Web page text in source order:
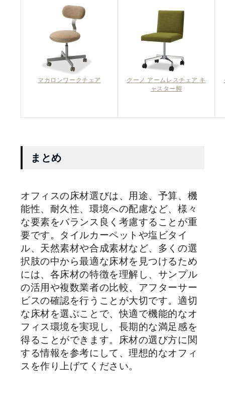
マカロンワークチェア
クーノ アームレスチェア キ
ャスター脚
まとめ
オフィスの床材選びは、用途、予算、機
能性、耐久性、環境への配慮など、様々
な要素をバランス良く考慮することが重
要です。タイルカーペットや塩ビタイ
ル、天然素材や合成素材など、多くの選
択肢の中から最適な床材を見つけるため
には、各床材の特徴を理解し、サンプル
の活用や複数業者の比較、アフターサー
ビスの確認を行うことが大切です。適切
な床材を選ぶことで、快適で機能的なオ
フィス環境を実現し、長期的な満足感を
得ることができます。床材の選び方に関
する情報を参考にして、理想的なオフィ
スを作り上げてください。